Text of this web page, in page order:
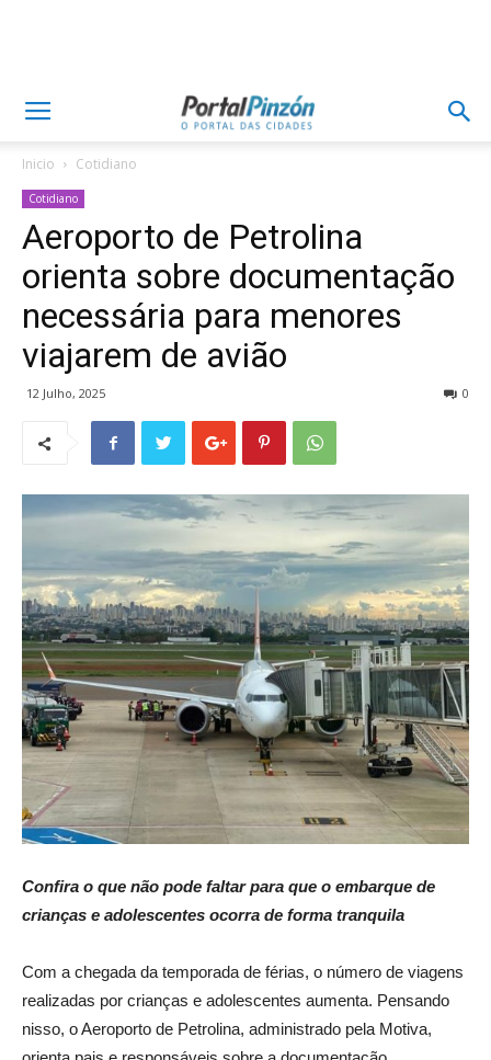
Inicio Cotidiano
Cotidiano
Aeroporto de Petrolina
orienta sobre documentação
necessária para menores
viajarem de avião
12 Julho, 2025 0
Confira o que não pode faltar para que o embarque de
crianças e adolescentes ocorra de forma tranquila
Com a chegada da temporada de férias, o número de viagens
realizadas por crianças e adolescentes aumenta. Pensando
nisso, o Aeroporto de Petrolina, administrado pela Motiva,